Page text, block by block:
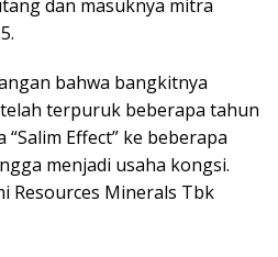
dan masuknya mitra
bahwa bangkitnya
terpuruk beberapa tahun
Effect” ke beberapa
menjadi usaha kongsi.
Resources Minerals Tbk